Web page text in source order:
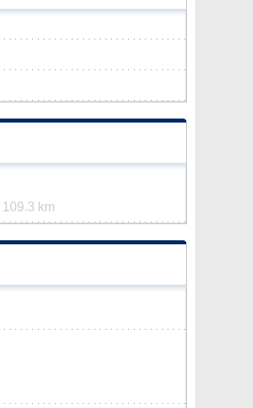
109.3 km